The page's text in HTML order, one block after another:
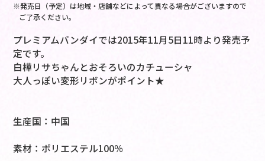
※発売日（予定）は地域・店舗などによって異なる場合がございますので
ご了承ください。
プレミアムバンダイでは2015年11月5日11時より発売予
定です。
白樺リサちゃんとおそろいのカチューシャ
大人っぽい変形リボンがポイント★
生産国：中国
素材：ポリエステル100％